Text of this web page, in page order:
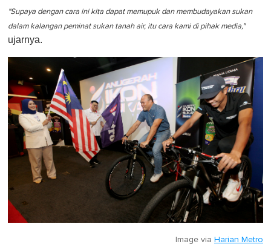
"Supaya dengan cara ini kita dapat memupuk dan membudayakan sukan
dalam kalangan peminat sukan tanah air, itu cara kami di pihak media,"
ujarnya.
Image via Harian Metro